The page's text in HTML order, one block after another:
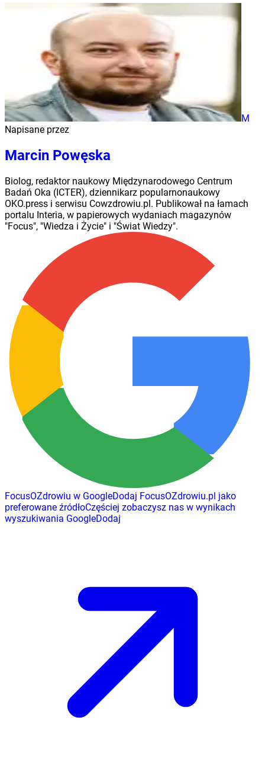
M
Napisane przez
Marcin Powęska
Biolog, redaktor naukowy Międzynarodowego Centrum
Badań Oka (ICTER), dziennikarz popularnonaukowy
OKO.press i serwisu Cowzdrowiu.pl. Publikował na łamach
portalu Interia, w papierowych wydaniach magazynów
"Focus", "Wiedza i Życie" i "Świat Wiedzy".
FocusOZdrowiu w GoogleDodaj FocusOZdrowiu.pl jako
preferowane źródłoCzęściej zobaczysz nas w wynikach
wyszukiwania GoogleDodaj